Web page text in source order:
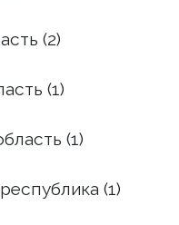
(2)
(1)
(1)
(1)